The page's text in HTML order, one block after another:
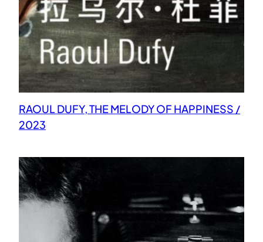
RAOUL DUFY, THE MELODY OF HAPPINESS /
2023